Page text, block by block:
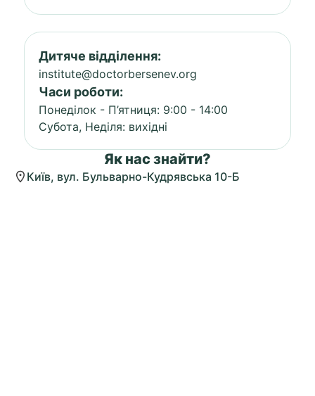
Дитяче відділення:
institute@doctorbersenev.org
Часи роботи:
Понеділок - П’ятниця: 9:00 - 14:00
Субота, Неділя: вихідні
Як нас знайти?
Київ, вул. Бульварно-Кудрявська 10-Б